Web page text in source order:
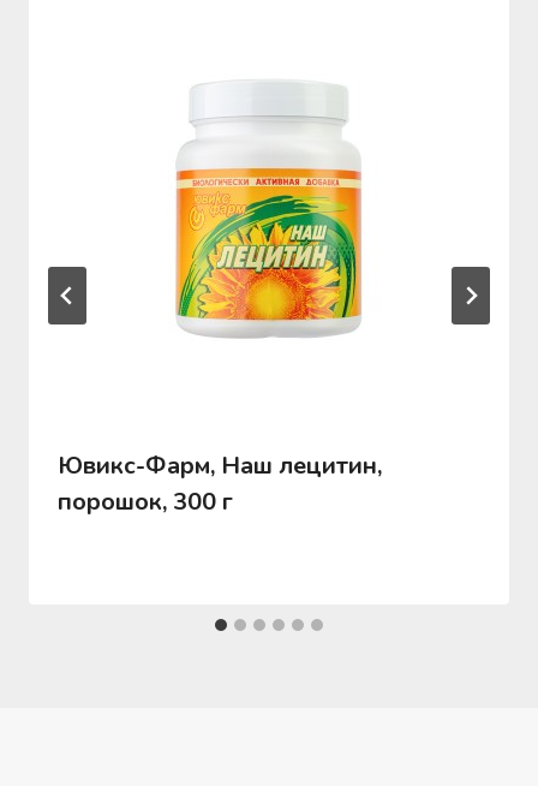
Ювикс-Фарм, Наш лецитин,
порошок, 300 г